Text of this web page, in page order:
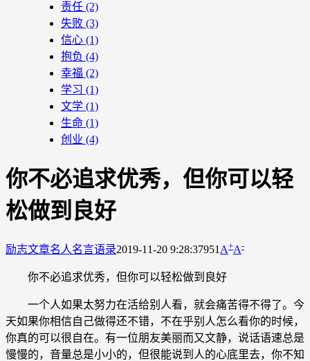
责任 (2)
失败 (3)
信心 (1)
抱负 (4)
幸福 (2)
学习 (1)
文学 (1)
生命 (1)
创业 (4)
你不必追求优秀，但你可以轻
松做到良好
励志文章名人名言语录2019-11-20 9:28:37951 A+A-
你不必追求优秀，但你可以轻松做到良好
一个人如果太努力在活给别人看，就会痛苦得不得了。今
天如果你相信自己做得还不错，不在乎别人怎么看你的时候，
你真的可以很自在。有一位朋友美丽而又文静，说话语速总是
慢慢的，音量总是小小的，但很能说到人的心底里去，你不知